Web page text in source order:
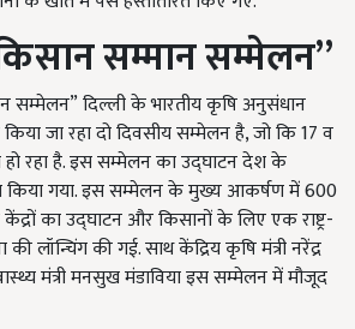
सम्मान सम्मेलन”
सम्मेलन”दिल्ली के भारतीय कृषि अनुसंधान
जा रहा दो दिवसीय सम्मेलन है, जो कि 17 व
रहा है. इस सम्मेलन का उद्घाटन देश के
किया गया. इस सम्मेलन के मुख्य आकर्षण में 600
केंद्रों का उद्घाटन और किसानों के लिए एक राष्ट्र-
लॉन्चिंग की गई. साथ केंद्रिय कृषि मंत्री नरेंद्र
मंत्री मनसुख मंडाविया इस सम्मेलन में मौजूद